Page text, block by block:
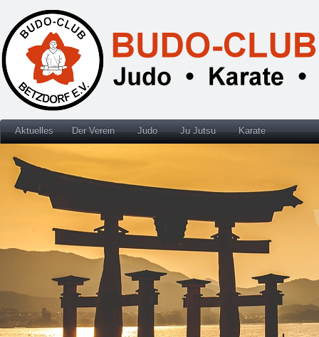
Aktuelles Der Verein Judo Ju Jutsu Karate